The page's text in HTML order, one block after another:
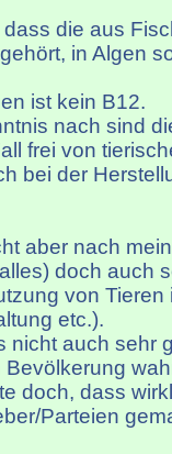
dass die aus
in Algen
ist kein B12.
nach sind
frei von
bei der
aber nach
doch auch
von
etc.).
nicht auch sehr
Bevölkerung
doch, dass
Parteien